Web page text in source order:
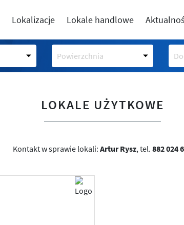
Lokalizacje Lokale handlowe
Powierzchnia
LOKALE UŻYTKOWE
Kontakt w sprawie lokali: Artur Rysz, tel. 882 024